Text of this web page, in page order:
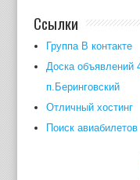
Ссылки
Группа В контакте
Доска объявлений
п.Беринговский
Отличный хостинг
Поиск авиабилетов